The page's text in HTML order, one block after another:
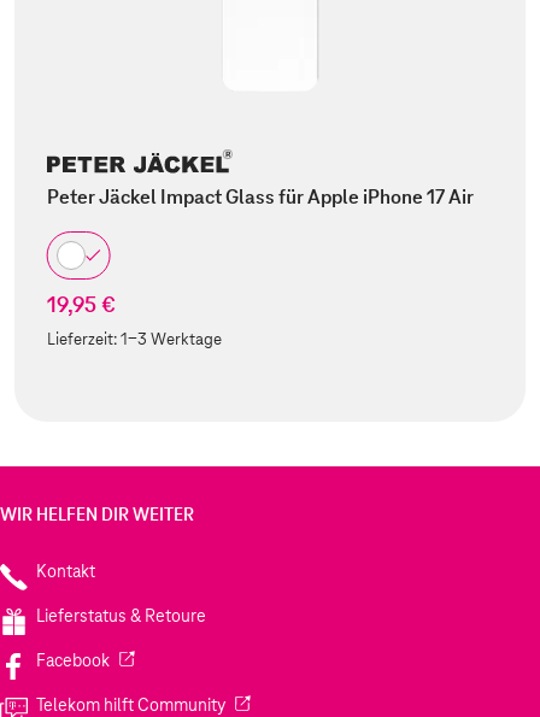
Peter Jäckel Impact Glass für Apple iPhone 17 Air
19,95 €
Lieferzeit:1-3 Werktage
WIR HELFEN DIR WEITER
Kontakt
Lieferstatus & Retoure
Facebook(Wird in einem neuen Tab geöffnet)
Telekom hilft Community(Wird in einem neuen Tab geöffnet)